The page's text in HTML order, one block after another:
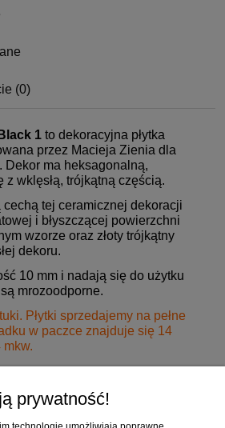
(0)
1 to dekoracyjna płytka
przez Macieja Zienia dla
Dekor ma heksagonalną,
z wklęsłą, trójkątną częścią.
cechą tej ceramicznej dekoracji
i błyszczącej powierzchni
wzorze oraz złoty trójkątny
dekoru.
10 mm i nadają się do użytku
mrozoodporne.
Płytki sprzedajemy na pełne
w paczce znajduje się 14
mkw.
Zakupy
prywatność!